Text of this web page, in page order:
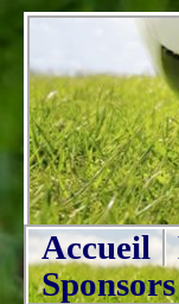
Accueil
Sponsors